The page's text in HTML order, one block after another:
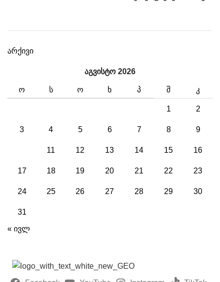
არქივი
აგვისტო 2026
Ო Ს Ო Ხ Პ Შ Კ
1 2
3 4 5 6 7 8 9
11 12 13 14 15 16
17 18 19 20 21 22 23
24 25 26 27 28 29 30
31
« ივლ